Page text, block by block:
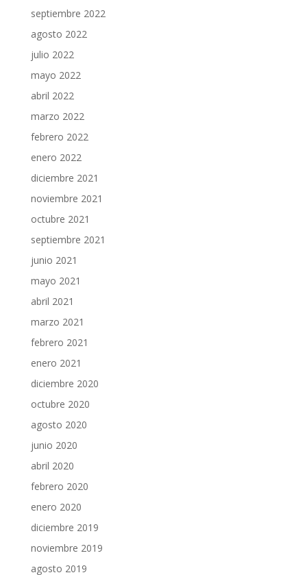
septiembre 2022
agosto 2022
julio 2022
mayo 2022
abril 2022
marzo 2022
febrero 2022
enero 2022
diciembre 2021
noviembre 2021
octubre 2021
septiembre 2021
junio 2021
mayo 2021
abril 2021
marzo 2021
febrero 2021
enero 2021
diciembre 2020
octubre 2020
agosto 2020
junio 2020
abril 2020
febrero 2020
enero 2020
diciembre 2019
noviembre 2019
agosto 2019